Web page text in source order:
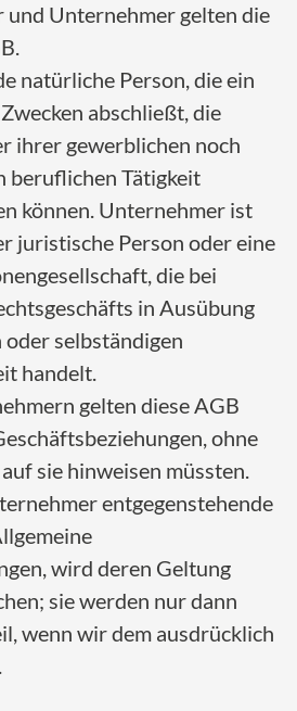
Unternehmer gelten die
natürliche Person, die ein
abschließt, die
ihrer gewerblichen noch
beruflichen Tätigkeit
können. Unternehmer ist
juristische Person oder eine
die bei
in Ausübung
selbständigen
handelt.
gelten diese AGB
ohne
sie hinweisen müssten.
entgegenstehende
wird deren Geltung
sie werden nur dann
wenn wir dem ausdrücklich